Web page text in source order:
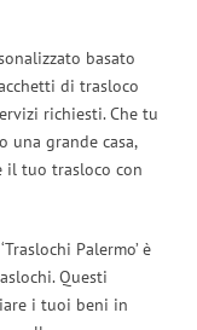
basato
di trasloco
richiesti. Che tu
una grande casa,
il tuo trasloco con
Palermo’ è
Questi
i tuoi beni in